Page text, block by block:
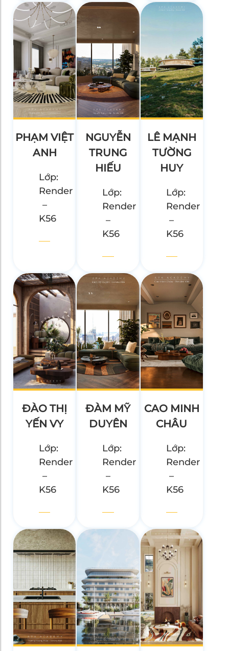
PHẠM VIỆT
ANH
Lớp:
Render
–
K56
NGUYỄN
TRUNG
HIẾU
Lớp:
Render
–
K56
LÊ MẠNH
TƯỜNG
HUY
Lớp:
Render
–
K56
ĐÀO THỊ
YẾN VY
Lớp:
Render
–
K56
ĐÀM MỸ
DUYÊN
Lớp:
Render
–
K56
CAO MINH
CHÂU
Lớp:
Render
–
K56